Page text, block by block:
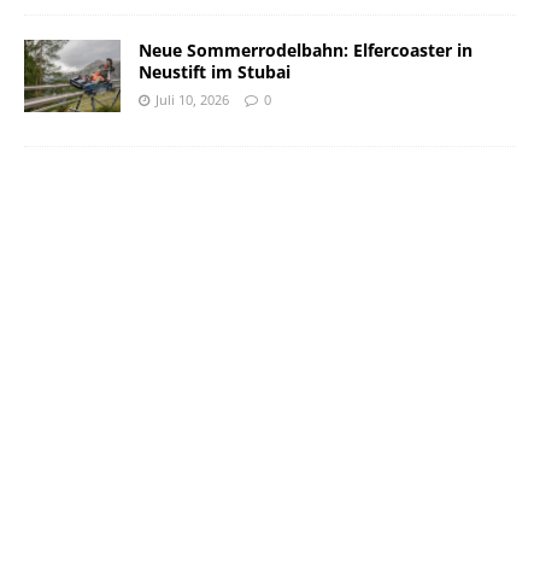
Neue Sommerrodelbahn: Elfercoaster in
Neustift im Stubai
Juli 10, 2026 0